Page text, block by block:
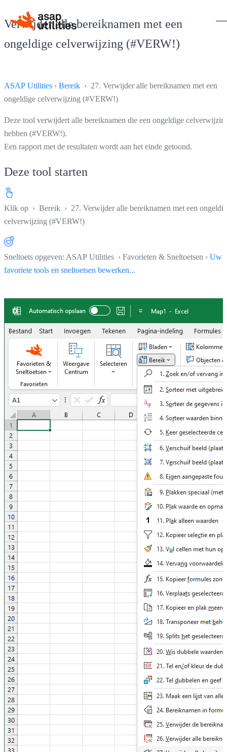
Verwijder alle bereiknamen met een
ongeldige celverwijzing (#VERW!)
ASAP Utilities › Bereik › 27. Verwijder alle bereiknamen met een
ongeldige celverwijzing (#VERW!)
Deze tool verwijdert alle bereiknamen die een ongeldige
hebben (#VERW!).
Een rapport met de resultaten wordt aan het einde getoond.
Deze tool starten
Klik op › Bereik › 27. Verwijder alle bereiknamen met een
celverwijzing (#VERW!)
Sneltoets opgeven: ASAP Utilities › Favorieten & Sneltoetsen › Uw
favoriete tools en sneltoetsen bewerken...